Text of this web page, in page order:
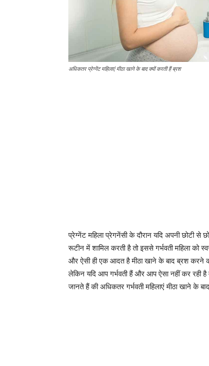
अधिकतर प्रेग्नेंट महिलाएं मीठा खाने के बाद क्यों करती हैं ब्रश
प्रेग्नेंट महिला प्रेगनेंसी के दौरान यदि अपनी छोटी
रूटीन में शामिल करती है तो इससे गर्भवती महिला को
और ऐसी ही एक आदत है मीठा खाने के बाद ब्रश करने
लेकिन यदि आप गर्भवती हैं और आप ऐसा नहीं कर
जानते हैं की अधिकतर गर्भवती महिलाएं मीठा खाने के